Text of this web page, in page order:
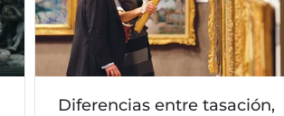
Diferencias entre tasación,